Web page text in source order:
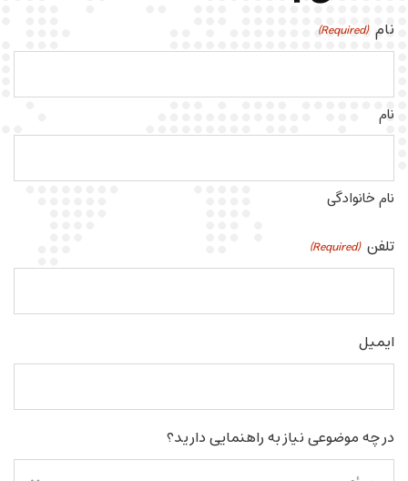
نام (Required)
نام
نام خانوادگی
تلفن (Required)
ایمیل
در چه موضوعی نیاز به راهنمایی دارید؟